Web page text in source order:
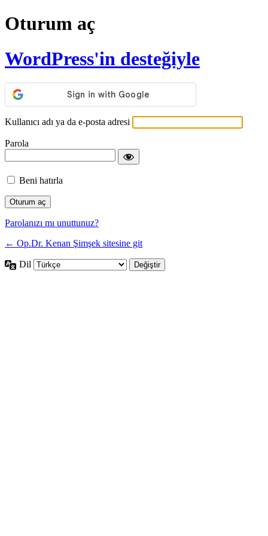
Oturum aç
WordPress'in desteğiyle
Kullanıcı adı ya da e-posta adresi
Parola
Beni hatırla
Parolanızı mı unuttunuz?
← Op.Dr. Kenan Şimşek sitesine git
Dil